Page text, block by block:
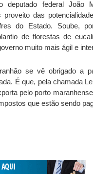
deputado federal João
das
do Estado. Soube,
de florestas de
muito mais ágil e
se vê obrigado a
É que, pela chamada
pelo porto
que estão sendo